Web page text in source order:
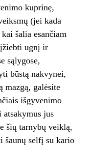
kuprinę,
(jei kada
šalia esančiam
ugnį ir
sąlygose,
būstą nakvynei,
mazgą, galėsite
išgyvenimo
jus
šių tarnybų veiklą,
šaunų selfį su kario